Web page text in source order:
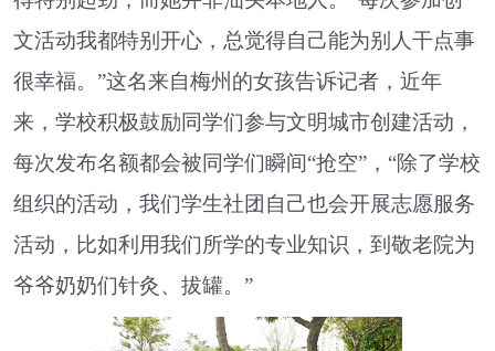
文活动我都特别开心，总觉得自己能为别人干点事
很幸福。”这名来自梅州的女孩告诉记者，近年
来，学校积极鼓励同学们参与文明城市创建活动，
每次发布名额都会被同学们瞬间“抢空”，“除了学校
组织的活动，我们学生社团自己也会开展志愿服务
活动，比如利用我们所学的专业知识，到敬老院为
爷爷奶奶们针灸、拔罐。”